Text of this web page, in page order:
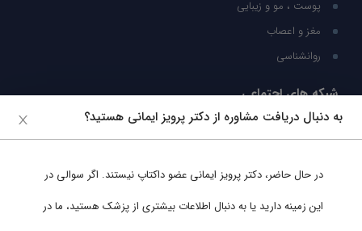
پوست ، مو و زیبایی
مغز و اعصاب
روانشناسی
شبکه های اجتماعی
ما را در شبکه های اجتماعی دنبال کنید
به دنبال دریافت مشاوره از دکتر پرویز ایمانی هستید؟
در حال حاضر، دکتر پرویز ایمانی عضو داکتاپ نیستند. اگر سوالی در
این زمینه دارید یا به دنبال اطلاعات بیشتری از پزشک هستید، ما در